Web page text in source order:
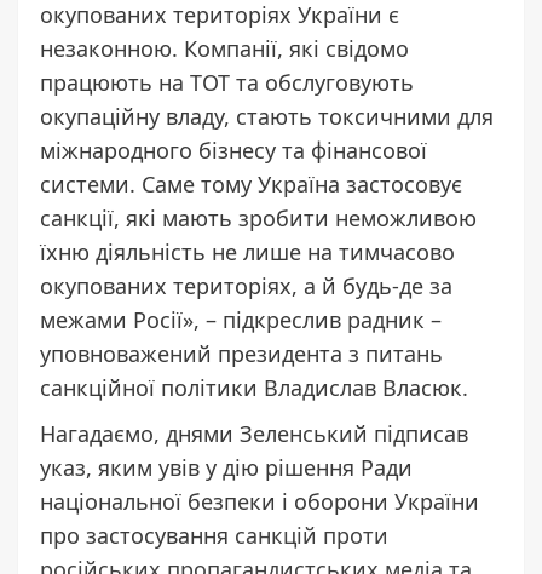
окупованих територіях України є
незаконною. Компанії, які свідомо
працюють на ТОТ та обслуговують
окупаційну владу, стають токсичними для
міжнародного бізнесу та фінансової
системи. Саме тому Україна застосовує
санкції, які мають зробити неможливою
їхню діяльність не лише на тимчасово
окупованих територіях, а й будь-де за
межами Росії», – підкреслив радник –
уповноважений президента з питань
санкційної політики Владислав Власюк.
Нагадаємо, днями Зеленський підписав
указ, яким увів у дію рішення Ради
національної безпеки і оборони України
про застосування санкцій проти